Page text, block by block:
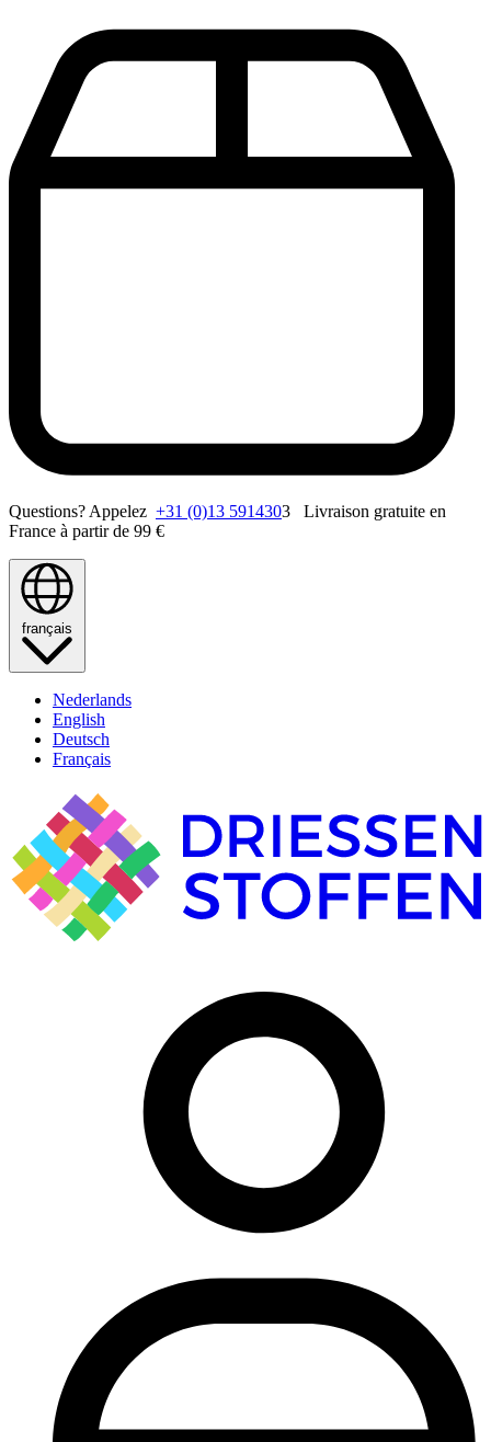
Questions? Appelez +31 (0)13 5914303 Livraison gratuite en
France à partir de 99 €
français
Nederlands
English
Deutsch
Français